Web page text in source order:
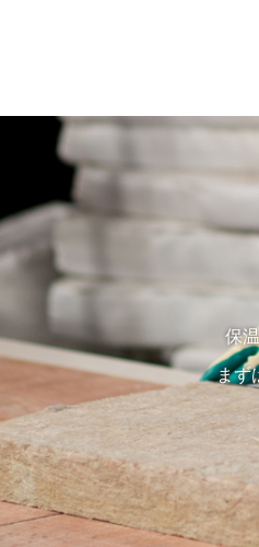
保
まず